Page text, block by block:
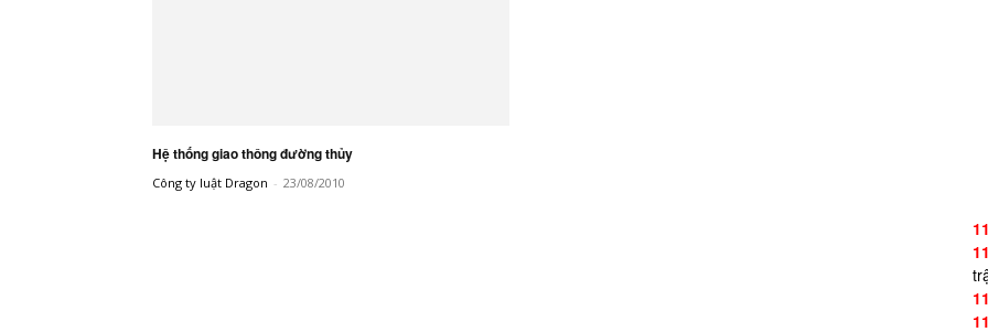
Hệ thống giao thông đường thủy
Công ty luật Dragon - 23/08/2010